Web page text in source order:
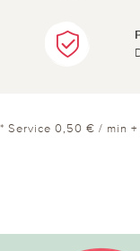
* Service 0,50 € / min +